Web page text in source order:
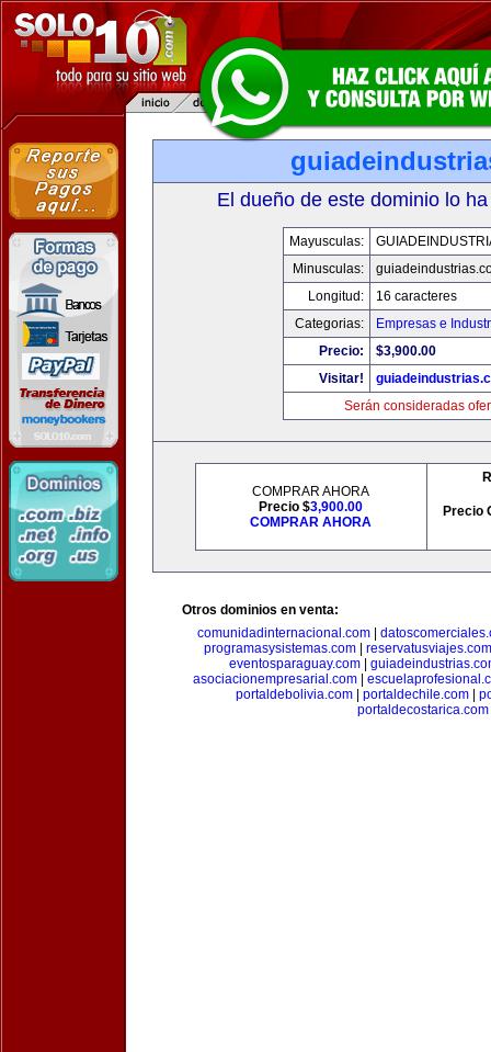
El dueño de este dominio lo
Mayusculas:
Minusculas:
Longitud:
16 caracteres
Categorias:
Empresas e
Precio:
$3,900.00
Visitar!
Serán consideradas
COMPRAR AHORA
Precio $3,900.00
COMPRAR AHORA
Precio
Otros dominios en venta:
comunidadinternacional.com
programasysistemas.com
reservatusviajes.com
eventosparaguay.com
asociacionempresarial.com|
portaldebolivia.com| portaldechile.com|
portaldecostarica.com